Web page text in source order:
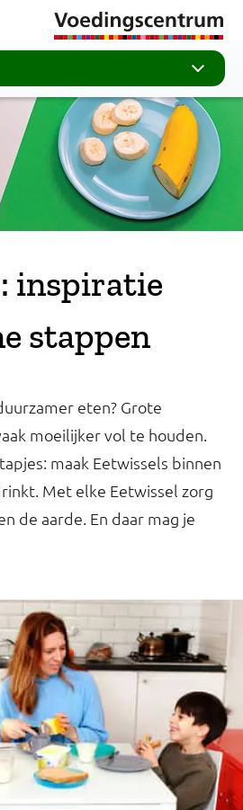
inspiratie
stappen
eten? Grote
moeilijker vol te houden.
maak Eetwissels binnen
Met elke Eetwissel zorg
de aarde. En daar mag je